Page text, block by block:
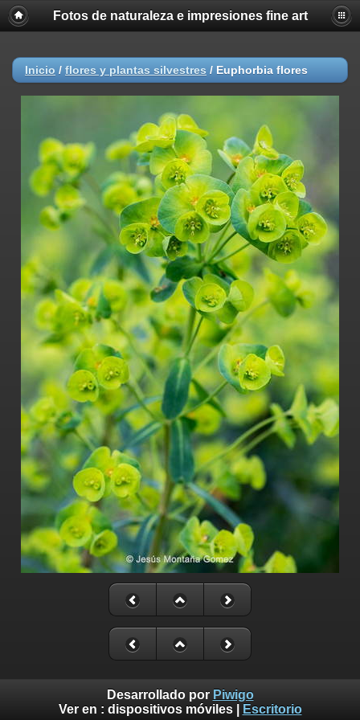
Fotos de naturaleza e impresiones fine art
Inicio / flores y plantas silvestres / Euphorbia flores
Desarrollado por Piwigo
Ver en : dispositivos móviles| Escritorio